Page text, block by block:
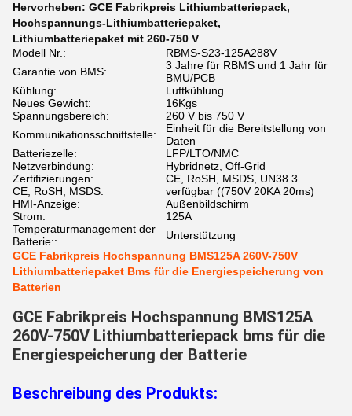
Hervorheben: GCE Fabrikpreis Lithiumbatteriepack,
Hochspannungs-Lithiumbatteriepaket,
Lithiumbatteriepaket mit 260-750 V
Modell Nr.:
RBMS-S23-125A288V
Garantie von BMS:
3 Jahre für RBMS und 1 Jahr für
BMU/PCB
Kühlung:
Luftkühlung
Neues Gewicht:
16Kgs
Spannungsbereich:
260 V bis 750 V
Kommunikationsschnittstelle:
Einheit für die Bereitstellung von
Daten
Batteriezelle:
LFP/LTO/NMC
Netzverbindung:
Hybridnetz, Off-Grid
Zertifizierungen:
CE, RoSH, MSDS, UN38.3
CE, RoSH, MSDS:
verfügbar ((750V 20KA 20ms)
HMI-Anzeige:
Außenbildschirm
Strom:
125A
Temperaturmanagement der
Batterie::
Unterstützung
GCE Fabrikpreis Hochspannung BMS125A 260V-750V
Lithiumbatteriepaket Bms für die Energiespeicherung von
Batterien
GCE Fabrikpreis Hochspannung BMS125A
260V-750V Lithiumbatteriepack bms für die
Energiespeicherung der Batterie
Beschreibung des Produkts: